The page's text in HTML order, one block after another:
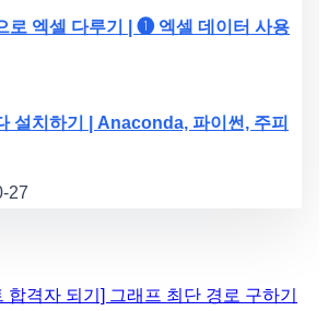
로 엑셀 다루기 | ❶ 엑셀 데이터 사용
설치하기 | Anaconda, 파이썬, 주피
27
합격자 되기] 그래프 최단 경로 구하기